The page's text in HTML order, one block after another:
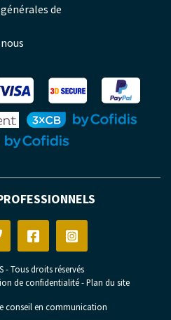
de
- Tous droits réservés
de confidentialité-Plan du site
conseil en communication